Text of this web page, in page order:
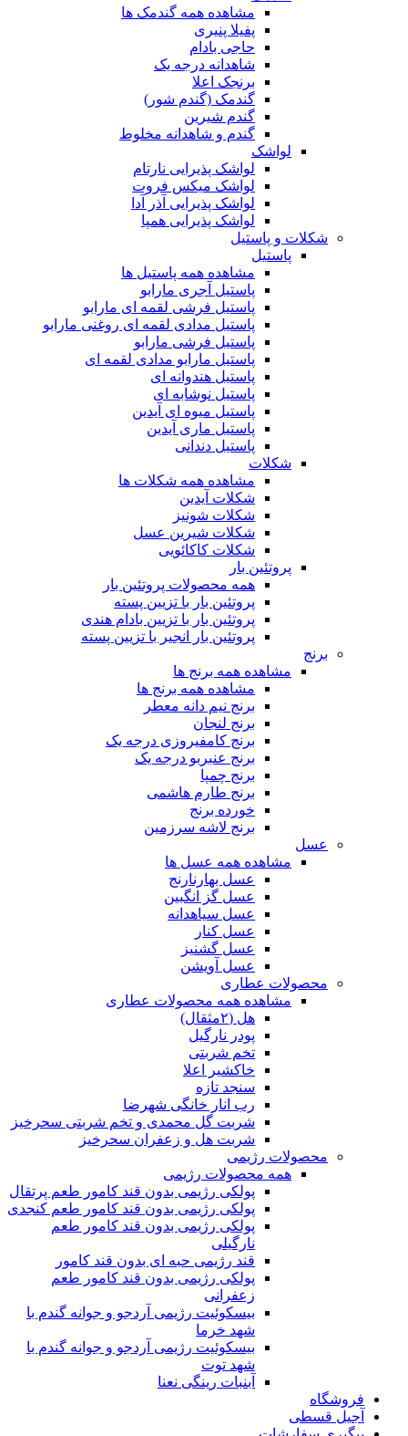
مشاهده همه گندمک ها
پفیلا پنیری
حاجی بادام
شاهدانه درجه یک
برنجک اعلا
گندمک (گندم شور)
گندم شیرین
گندم و شاهدانه مخلوط
لواشک
لواشک پذیرایی نارتام
لواشک میکس فروت
لواشک پذیرایی آذر آدا
لواشک پذیرایی همپا
شکلات و پاستیل
پاستیل
مشاهده همه پاستیل ها
پاستیل آجری مارابو
پاستیل فرشی لقمه ای مارابو
پاستیل مدادی لقمه ای روغنی مارابو
پاستیل فرشی مارابو
پاستیل مارابو مدادی لقمه ای
پاستیل هندوانه ای
پاستیل نوشابه ای
پاستیل میوه ای آیدین
پاستیل ماری آیدین
پاستیل دندانی
شکلات
مشاهده همه شکلات ها
شکلات آیدین
شکلات شونیز
شکلات شیرین عسل
شکلات کاکائویی
پروتئین بار
همه محصولات پروتئین بار
پروتئین بار با تزیین پسته
پروتئین بار با تزیین بادام هندی
پروتئین بار انجیر با تزیین پسته
برنج
مشاهده همه برنج ها
مشاهده همه برنج ها
برنج نیم دانه معطر
برنج لنجان
برنج کامفیروزی درجه یک
برنج عنبربو درجه یک
برنج چمپا
برنج طارم هاشمی
خورده برنج
برنج لاشه سرزمین
عسل
مشاهده همه عسل ها
عسل بهارنارنج
عسل گز انگبین
عسل سیاهدانه
عسل کنار
عسل گشنیز
عسل آویشن
محصولات عطاری
مشاهده همه محصولات عطاری
هل (۲مثقال)
پودر نارگیل
تخم شربتی
خاکشیر اعلا
سنجد تازه
رب انار خانگی شهرضا
شربت گل محمدی و تخم شربتی سحرخیز
شربت هل و زعفران سحرخیز
محصولات رژیمی
همه محصولات رژیمی
پولکی رژیمی بدون قند کامور طعم پرتقال
پولکی رژیمی بدون قند کامور طعم کنجدی
پولکی رژیمی بدون قند کامور طعم
نارگیلی
قند رژیمی حبه ای بدون قند کامور
پولکی رژیمی بدون قند کامور طعم
زعفرانی
بيسکوئيت رژیمی آردجو و جوانه گندم با
شهد خرما
بيسکوئيت رژیمی آردجو و جوانه گندم با
شهد توت
آبنبات رینگی نعنا
فروشگاه
آجیل قسطی